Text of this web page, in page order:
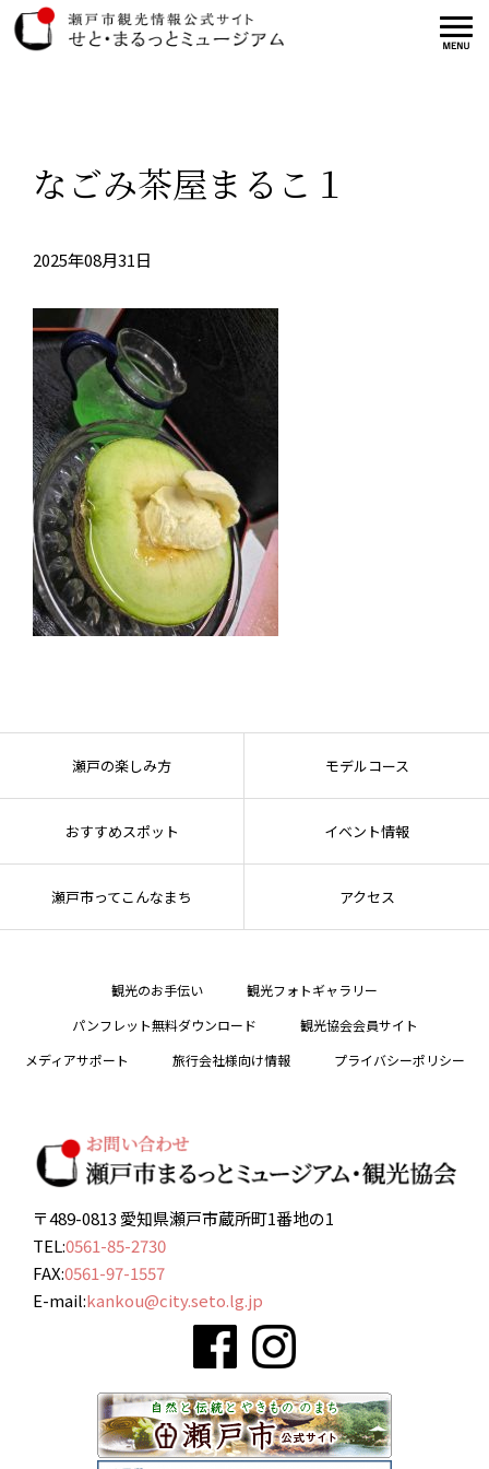
なごみ茶屋まるこ１
2025年08月31日
瀬戸の楽しみ方 モデルコース
おすすめスポット イベント情報
瀬戸市ってこんなまち アクセス
観光のお手伝い
観光フォトギャラリー
パンフレット無料ダウンロード
観光協会会員サイト
メディアサポート
旅行会社様向け情報 プライバシーポリシー
〒489-0813 愛知県瀬戸市蔵所町1番地の1
TEL:0561-85-2730
FAX:0561-97-1557
E-mail:kankou@city.seto.lg.jp